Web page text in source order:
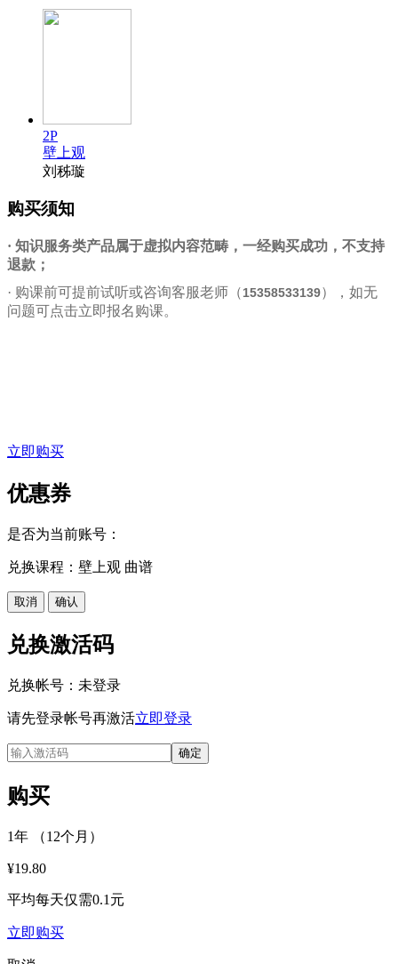
2P
壁上观
刘秭璇
购买须知
· 知识服务类产品属于虚拟内容范畴，一经购买成功，不支持
退款；
· 购课前可提前试听或咨询客服老师（15358533139），如无
问题可点击立即报名购课。
立即购买
优惠券
是否为当前账号：
兑换课程：壁上观 曲谱
取消 确认
兑换激活码
兑换帐号： 未登录
请先登录帐号再激活立即登录
确定
购买
1年 （12个月）
¥19.80
平均每天仅需0.1元
立即购买